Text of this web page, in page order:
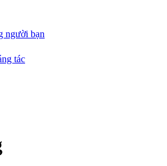
người bạn
tác